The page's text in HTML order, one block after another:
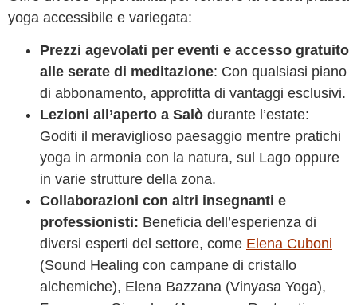
yoga accessibile e variegata:
Prezzi agevolati per eventi e accesso gratuito
alle serate di meditazione: Con qualsiasi piano
di abbonamento, approfitta di vantaggi esclusivi.
Lezioni all’aperto a Salò durante l’estate:
Goditi il meraviglioso paesaggio mentre pratichi
yoga in armonia con la natura, sul Lago oppure
in varie strutture della zona.
Collaborazioni con altri insegnanti e
professionisti: Beneficia dell’esperienza di
diversi esperti del settore, come Elena Cuboni
(Sound Healing con campane di cristallo
alchemiche), Elena Bazzana (Vinyasa Yoga),